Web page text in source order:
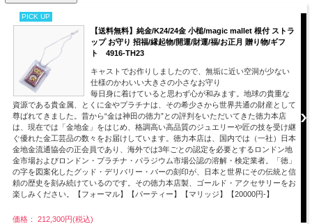
PICK UP
【送料無料】純金/K24/24金 小槌/magic mallet 根付 ストラ
ップ お守り 招福/縁起物/開運/財運/福/お正月 贈り物/ギフ
ト 4916-TH23
キャストでお作りしましたので、無垢に近い空洞が少ない
仕様のかわいい大きさの小さなお守り
毎日身に着けていると思わず心が和みます。地球の貴重な
資源である貴金属、とくに金やプラチナは、その希少さから世界共通の財産として
尊ばれてきました。昔から“金は神田の徳力”との評判をいただいてきた徳力本店
は、現在では「金地金」をはじめ、格調高い高品質のジュエリーや匠の技を受け継
ぐ優れた金工芸品の数々をお届けしています。徳力本店は、国内では（一社）日本
金地金流通協会の正会員であり、海外では3年ごとの認定を必要とするロンドン地
金市場およびロンドン・プラチナ・パラジウム市場公認の溶解・検定業者。「徳」
の字を図案化したグッド・デリバリー・バーの刻印が、日本と世界にその伝統と信
頼の歴史を刻み続けているのです。その徳力本店製、ゴールド・アクセサリーをお
楽しみください。【フォーマル】【パーティー】【マリッジ】【20000円-】
価格： 212,300円(税込)